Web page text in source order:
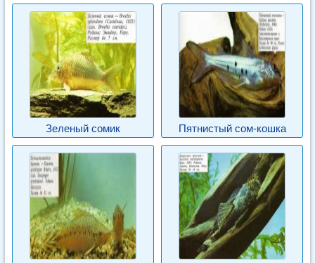
Зеленый сомик Пятнистый сом-кошка